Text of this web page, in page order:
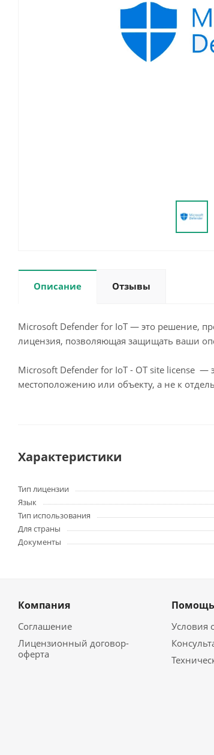
Описание Отзывы
Microsoft Defender for IoT — это решение,
лицензия, позволяющая защищать ваши
Microsoft Defender for IoT - OT site license —
местоположению или объекту, а не к
Характеристики
Тип лицензии
Язык
Тип использования
Для страны
Документы
Компания
Соглашение
Лицензионный договор-
оферта
Помощь
Условия